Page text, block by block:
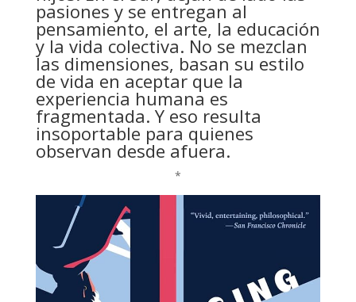
pasiones y se entregan al
pensamiento, el arte, la educación
y la vida colectiva. No se mezclan
las dimensiones, basan su estilo
de vida en aceptar que la
experiencia humana es
fragmentada. Y eso resulta
insoportable para quienes
observan desde afuera.
*